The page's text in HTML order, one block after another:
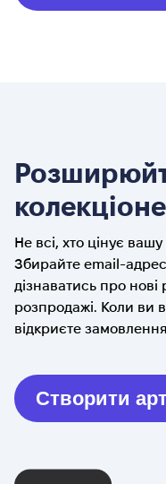
Не всі, хто цінує вашу
Збирайте email-
дізнаватись про нові
розпродажі. Коли ви
відкриєте
Створити